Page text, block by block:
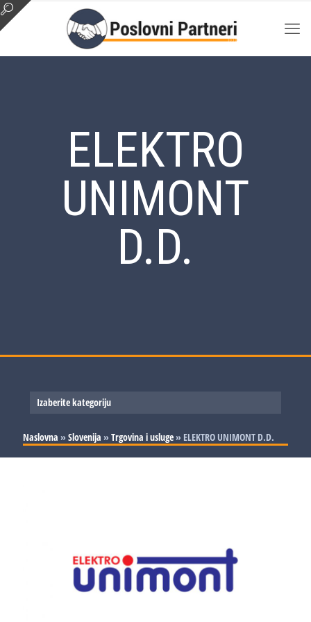
ELEKTRO
UNIMONT
D.D.
Izaberite kategoriju
Trgovina i usluge
Naslovna » Slovenija » Trgovina i usluge» ELEKTRO UNIMONT D.D.